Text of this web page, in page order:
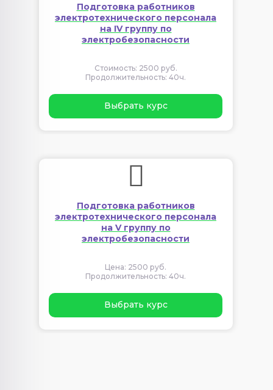
Подготовка работников
электротехнического персонала
на IV группу по
электробезопасности
Стоимость: 2500 руб.
Продолжительность: 40ч.
Выбрать курс
Подготовка работников
электротехнического персонала
на V группу по
электробезопасности
Цена: 2500 руб.
Продолжительность: 40ч.
Выбрать курс